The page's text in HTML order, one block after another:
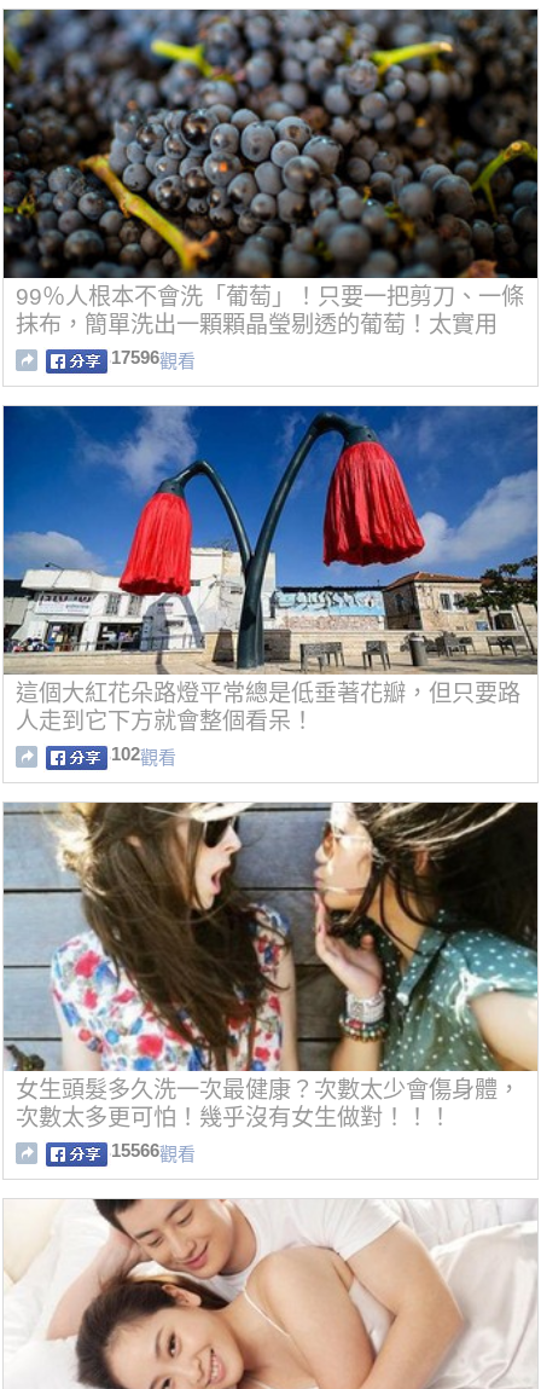
99％人根本不會洗「葡萄」！只要一把剪刀、一條
抹布，簡單洗出一顆顆晶瑩剔透的葡萄！太實用
了！！
17596觀看
這個大紅花朵路燈平常總是低垂著花瓣，但只要路
人走到它下方就會整個看呆！
102觀看
女生頭髮多久洗一次最健康？次數太少會傷身體，
次數太多更可怕！幾乎沒有女生做對！！！
15566觀看